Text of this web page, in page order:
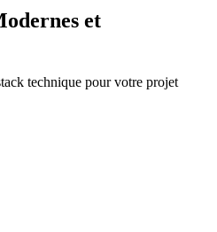
et
technique pour votre projet